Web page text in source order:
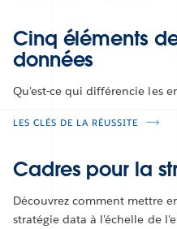
Cinq éléments
données
Qu'est-ce qui différencie les
LES CLÉS DE LA RÉUSSITE
Cadres pour la
Découvrez comment mettre
stratégie data à l'échelle de